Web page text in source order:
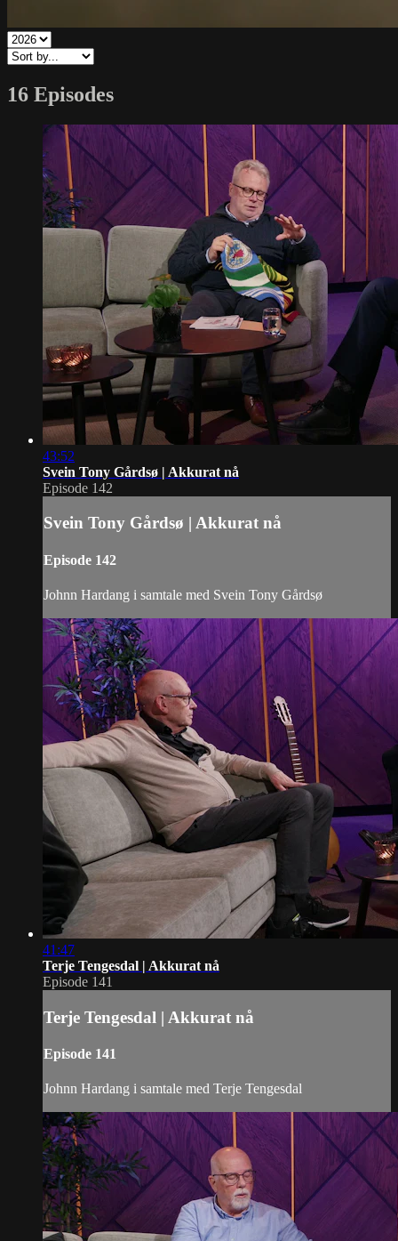
16 Episodes
43:52
Svein Tony Gårdsø | Akkurat nå
Episode 142
Svein Tony Gårdsø | Akkurat nå
Episode 142
Johnn Hardang i samtale med Svein Tony Gårdsø
41:47
Terje Tengesdal | Akkurat nå
Episode 141
Terje Tengesdal | Akkurat nå
Episode 141
Johnn Hardang i samtale med Terje Tengesdal